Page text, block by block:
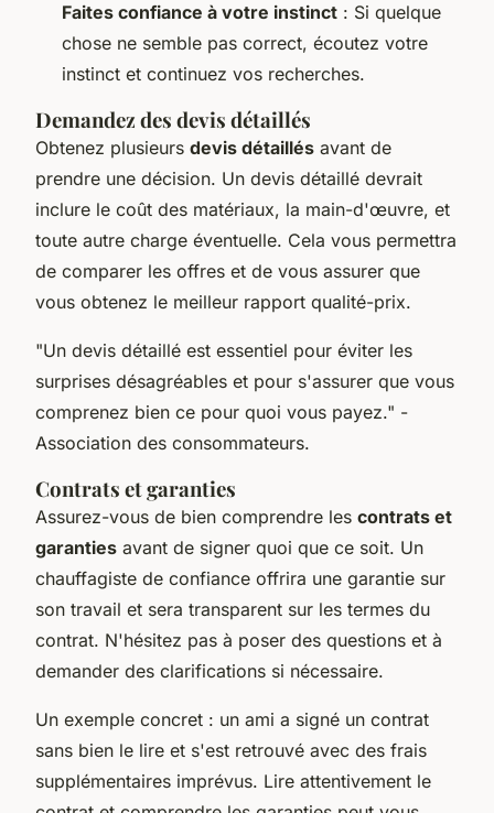
Faites confiance à votre instinct : Si quelque
chose ne semble pas correct, écoutez votre
instinct et continuez vos recherches.
Demandez des devis détaillés
Obtenez plusieurs devis détaillés avant de
prendre une décision. Un devis détaillé devrait
inclure le coût des matériaux, la main-d'œuvre, et
toute autre charge éventuelle. Cela vous permettra
de comparer les offres et de vous assurer que
vous obtenez le meilleur rapport qualité-prix.
"Un devis détaillé est essentiel pour éviter les
surprises désagréables et pour s'assurer que vous
comprenez bien ce pour quoi vous payez." -
Association des consommateurs.
Contrats et garanties
Assurez-vous de bien comprendre les contrats et
garanties avant de signer quoi que ce soit. Un
chauffagiste de confiance offrira une garantie sur
son travail et sera transparent sur les termes du
contrat. N'hésitez pas à poser des questions et à
demander des clarifications si nécessaire.
Un exemple concret : un ami a signé un contrat
sans bien le lire et s'est retrouvé avec des frais
supplémentaires imprévus. Lire attentivement le